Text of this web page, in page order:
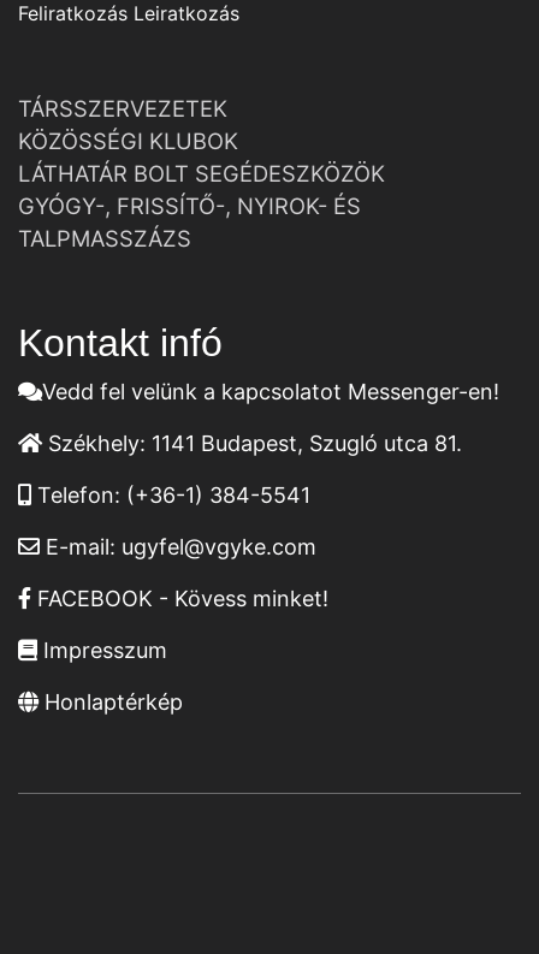
Feliratkozás Leiratkozás
TÁRSSZERVEZETEK
KÖZÖSSÉGI KLUBOK
LÁTHATÁR BOLT SEGÉDESZKÖZÖK
GYÓGY-, FRISSÍTŐ-, NYIROK- ÉS
TALPMASSZÁZS
Kontakt infó
Vedd fel velünk a kapcsolatot Messenger-en!
Székhely: 1141 Budapest, Szugló utca 81.
Telefon: (+36-1) 384-5541
E-mail: ugyfel@vgyke.com
FACEBOOK - Kövess minket!
Impresszum
Honlaptérkép